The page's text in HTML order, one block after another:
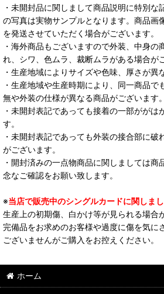
・未開封品に関しまして商品説明に特別な
の写真は実物サンプルとなります。商品画
を発送させていただく場合がございます。
・海外商品もございますので外装、中身の
れ、シワ、色ムラ、裁断ムラがある場合が
・生産地域によりサイズや色味、厚さが異
・生産地域や生産時期により、同一商品で
無や外装の仕様が異なる商品がございます。
・未開封表記であっても接着の一部ががは
す。
・未開封表記であっても外装の接合部に破
がございます。
・開封済みの一点物商品に関しましては商
念なご確認をお願い致します。
※当店で販売中のシングルカードに関しま
生産上の初期傷、白かけ等が見られる場合
完備品をお求めのお客様や過度に傷を気に
ございませんがご購入をお控えください。
ホーム